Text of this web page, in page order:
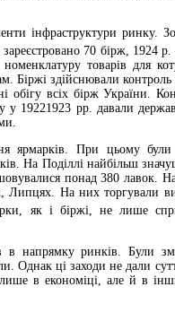
інфраструктури ринку.
70 бірж, 1924
товарів для
Біржі здійснювали контроль
всіх бірж України.
у 19221923 рр. давали
ярмарків. При цьому були
На Поділлі найбільш
понад 380 лавок.
На них торгували
як і біржі, не лише
в напрямку ринків. Були
Однак ці заходи не дали
в економіці, але й в